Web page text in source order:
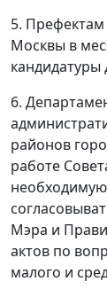
5. Префектам
Москвы в
кандидатуры
6.
районов
работе
Мэра и
актов по
малого и